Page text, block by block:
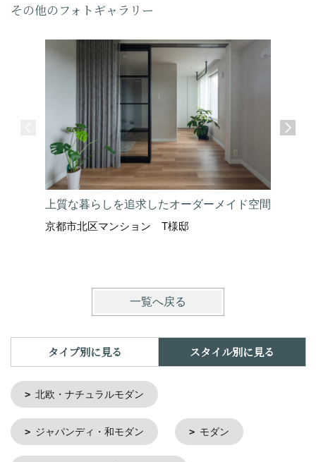
その他のフォトギャラリー
上質な暮らしを追求したオーダーメイド空間
京都市北区マンション T様邸
一覧へ戻る
タイプ別に見る スタイル別に見る
北欧・ナチュラルモダン
ジャパンディ・和モダン モダン